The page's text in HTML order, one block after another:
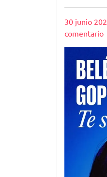
Publicado
30 junio
comentarioen